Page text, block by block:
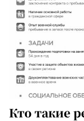
Кто такие